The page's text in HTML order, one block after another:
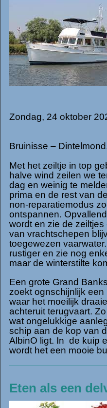
Zondag, 24 oktober
Bruinisse –
Met het zeiltje in top
halve wind zeilen we
dag en weinig te
prima en de rest van
non-reparatiemodus
ontspannen.
wordt en zie de
van vrachtschepen
toegewezen
rustiger en zie nog
maar de winterstilte
Een grote Grand
zoekt ognschijnlijk
waar het moeilijk
achteruit terugvaart.
wat ongelukkige
schip aan de kop van
AlbinO ligt. In de kuip
wordt het een mooie
Eten als een